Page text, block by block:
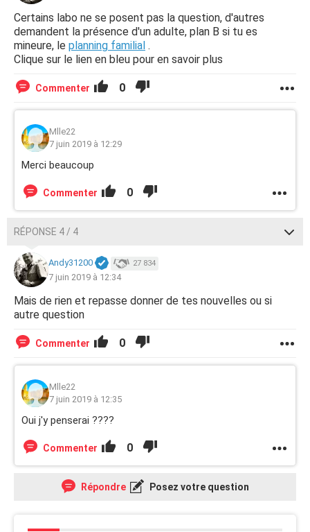
Certains labo ne se posent pas la question, d'autres
demandent la présence d'un adulte, plan B si tu es
mineure, le planning familial .
Clique sur le lien en bleu pour en savoir plus
Commenter 0
Mlle22
7 juin 2019 à 12:29
Merci beaucoup
Commenter 0
RÉPONSE 4 / 4
Andy31200 27 834
7 juin 2019 à 12:34
Mais de rien et repasse donner de tes nouvelles ou si
autre question
Commenter 0
Mlle22
7 juin 2019 à 12:35
Oui j'y penserai ????
Commenter 0
Répondre Posez votre question